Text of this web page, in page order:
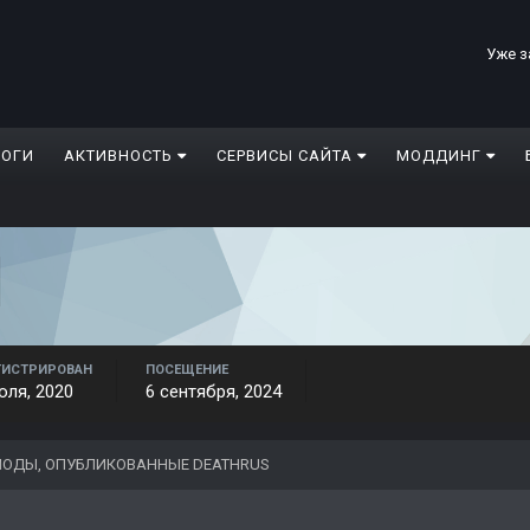
Уже
АКТИВНОСТЬ СЕРВИСЫ САЙТА МОДДИНГ
2020
ПОСЕЩЕНИЕ
6 сентября, 2024
ОПУБЛИКОВАННЫЕ DEATHRUS